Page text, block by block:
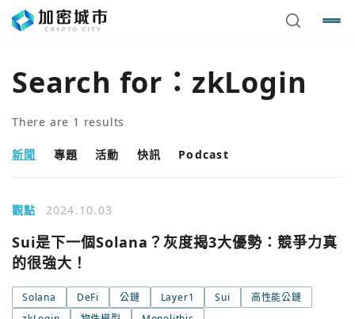
Search for： zkLogin
There are 1 results
新聞 專題 活動 快訊 Podcast
觀點 2024.10.03
Sui是下一個Solana？灰度揭3大優勢：競爭力真
的很強大！
Solana DeFi 公鏈 Layer1 Sui
高性能公鏈
使用以下帳號繼續
城市